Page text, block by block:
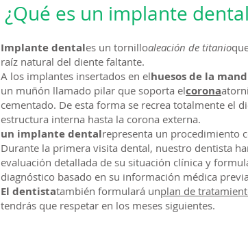
¿Qué es un implante
Implante dentales un tornilloaleación de titanio
raíz natural del diente faltante.
A los implantes insertados en elhuesos de la
un muñón llamado pilar que soporta elcorona
cementado. De esta forma se recrea totalmente el
estructura interna hasta la corona externa.
un implante dentalrepresenta un procedimiento
Durante la primera visita dental, nuestro dentista
evaluación detallada de su situación clínica y
diagnóstico basado en su información médica
El dentistatambién formulará unplan de
tendrás que respetar en los meses siguientes.